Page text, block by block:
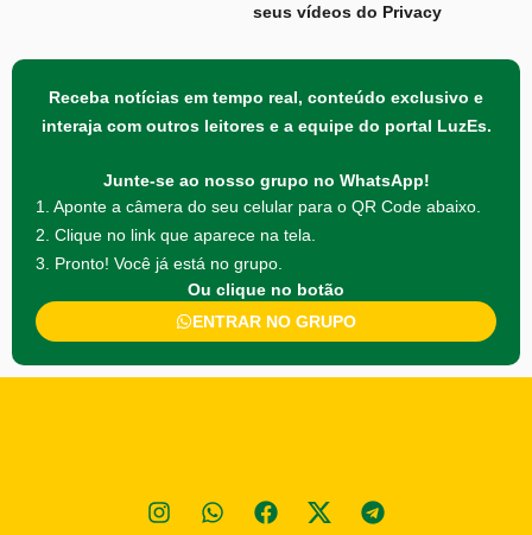
seus vídeos do Privacy
Receba notícias em tempo real, conteúdo exclusivo e
interaja com outros leitores e a equipe do portal LuzEs.
Junte-se ao nosso grupo no WhatsApp!
1. Aponte a câmera do seu celular para o QR Code abaixo.
2. Clique no link que aparece na tela.
3. Pronto! Você já está no grupo.
Ou clique no botão
ENTRAR NO GRUPO